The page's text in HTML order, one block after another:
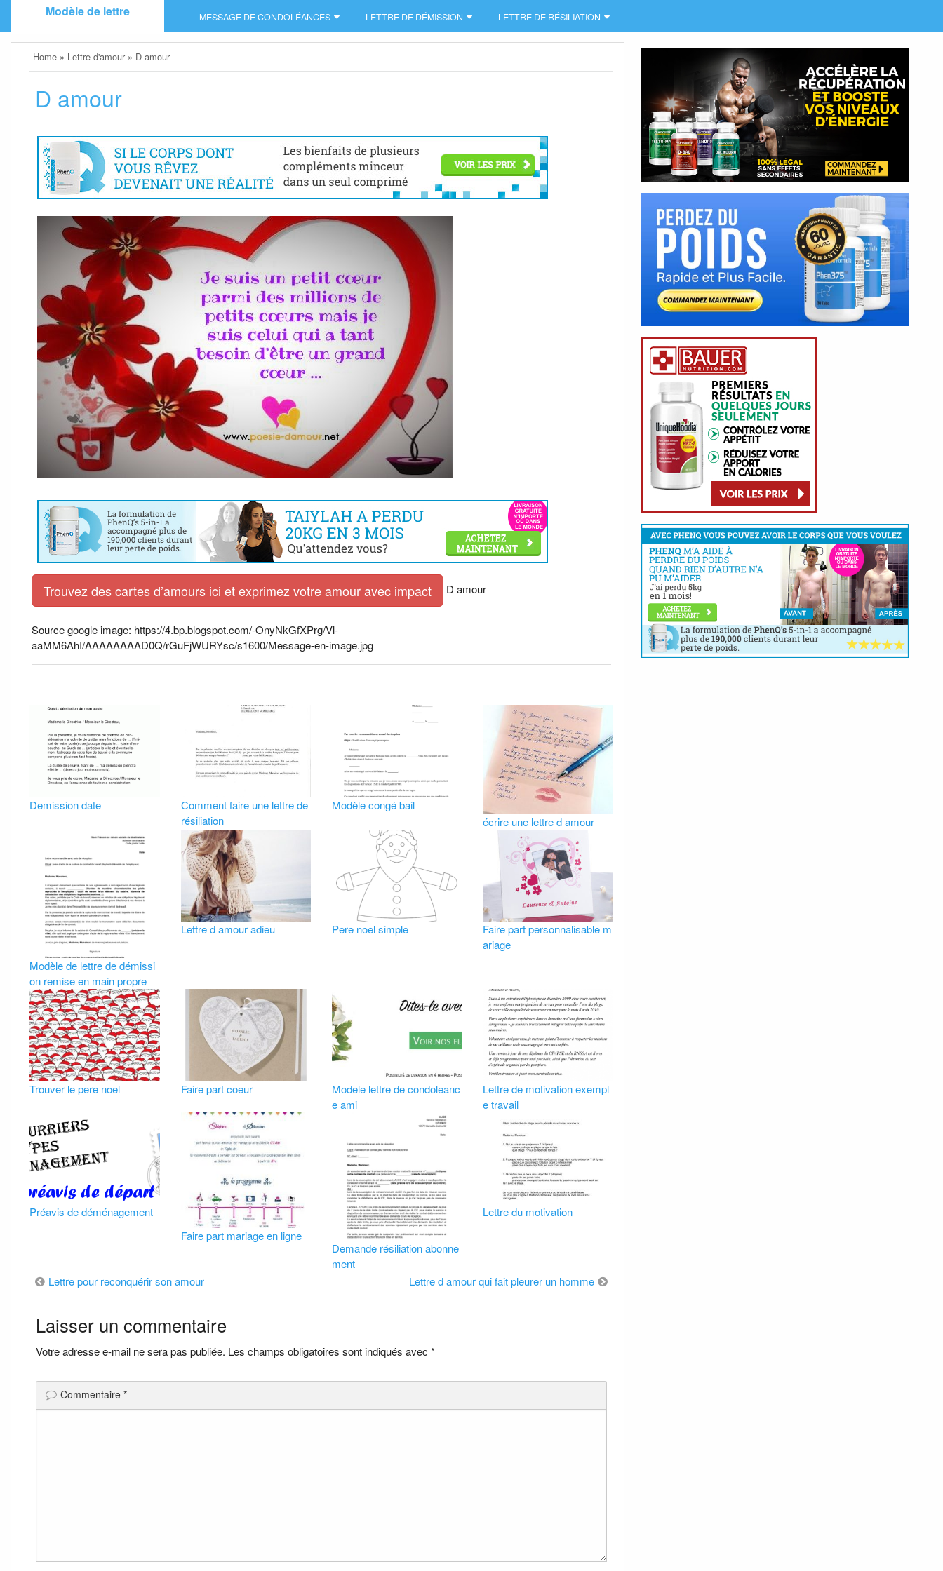
Modèle de lettre MESSAGE DE CONDOLÉANCES LETTRE DE DÉMISSION LETTRE DE RÉSILIATION
Home » Lettre d'amour » D amour
D amour
Trouvez des cartes d’amours ici et exprimez votre amour avec impact D amour
Source google image: https://4.bp.blogspot.com/-OnyNkGfXPrg/Vl-
aaMM6AhI/AAAAAAAAD0Q/rGuFjWURYsc/s1600/Message-en-image.jpg
Demission date
Comment faire une lettre de
résiliation
Modèle congé bail
écrire une lettre d amour
Modèle de lettre de démissi
on remise en main propre
Lettre d amour adieu Pere noel simple
Faire part personnalisable m
ariage
Trouver le pere noel Faire part coeur
Modele lettre de condoleanc
e ami
Lettre de motivation exempl
e travail
Préavis de déménagement
Faire part mariage en ligne
Demande résiliation abonne
ment
Lettre du motivation
Navigation
de
l’article
Lettre pour reconquérir son amour Lettre d amour qui fait pleurer un homme
Laisser un commentaire
Votre adresse e-mail ne sera pas publiée. Les champs obligatoires sont indiqués avec *
Commentaire *